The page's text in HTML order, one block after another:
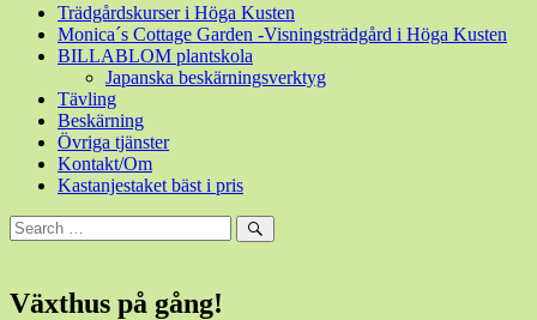
Trädgårdskurser i Höga Kusten
Monica´s Cottage Garden -Visningsträdgård i Höga Kusten
BILLABLOM plantskola
Japanska beskärningsverktyg
Tävling
Beskärning
Övriga tjänster
Kontakt/Om
Kastanjestaket bäst i pris
Sök
efter:
Sök
Växthus på gång!